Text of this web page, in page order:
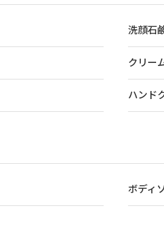
洗顔石
クリー
ハンド
ボディ